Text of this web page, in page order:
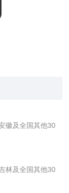
徽及全国其他30
林及全国其他30